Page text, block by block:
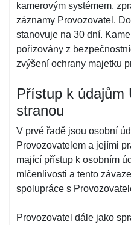
kamerovým systémem,
záznamy Provozovatel.
stanovuje na 30 dní.
pořizovány z
zvýšení ochrany majetku
Přístup k údajům
stranou
V prvé řadě jsou osobní
Provozovatelem a jejími
mající přístup k osobním
mlčenlivosti a tento
spolupráce s
Provozovatel dále jako